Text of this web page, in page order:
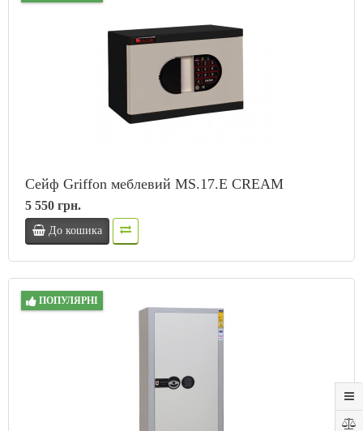
Сейф Griffon меблевий MS.17.Е CREAM
5 550 грн.
До кошика
ПОПУЛЯРНІ